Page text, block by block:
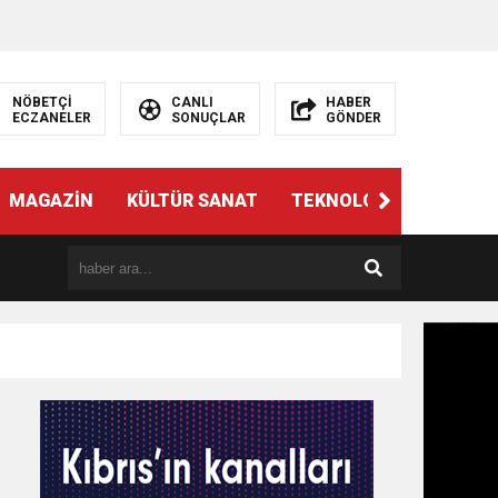
NÖBETÇİ
ECZANELER
CANLI
SONUÇLAR
HABER
GÖNDER
MAGAZİN KÜLTÜR SANAT TEKNOLOJİ